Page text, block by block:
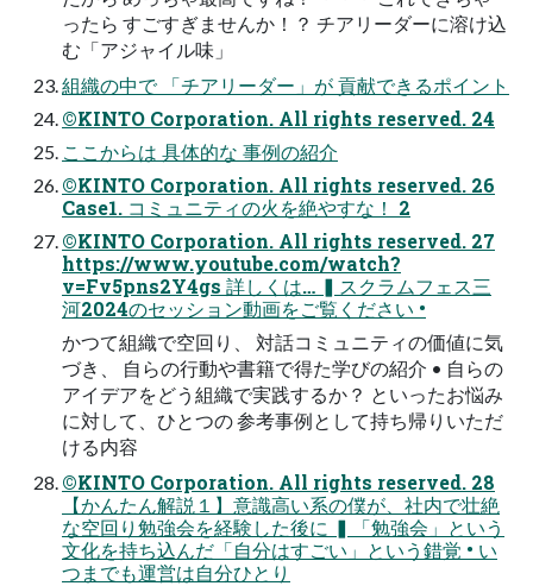
ったら すごすぎませんか！？ チアリーダーに溶け込
む「アジャイル味」
組織の中で 「チアリーダー」が 貢献できるポイント
©KINTO Corporation. All rights reserved. 24
ここからは 具体的な 事例の紹介
©KINTO Corporation. All rights reserved. 26
Case1. コミュニティの火を絶やすな！ 2
©KINTO Corporation. All rights reserved. 27
https://www.youtube.com/watch?
v=Fv5pns2Y4gs 詳しくは… ▍スクラムフェス三
河2024のセッション動画をご覧ください •
かつて組織で空回り、 対話コミュニティの価値に気
づき、 自らの行動や書籍で得た学びの紹介 • 自らの
アイデアをどう組織で実践するか？ といったお悩み
に対して、ひとつの 参考事例として持ち帰りいただ
ける内容
©KINTO Corporation. All rights reserved. 28
【かんたん解説１】意識高い系の僕が、社内で壮絶
な空回り勉強会を経験した後に ▍「勉強会」という
文化を持ち込んだ「自分はすごい」という錯覚 • い
つまでも運営は自分ひとり